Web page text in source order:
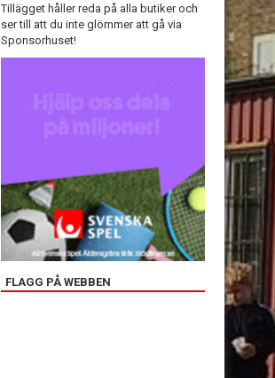
Tillägget håller reda på alla butiker och
ser till att du inte glömmer att gå via
Sponsorhuset!
FLAGG PÅ WEBBEN